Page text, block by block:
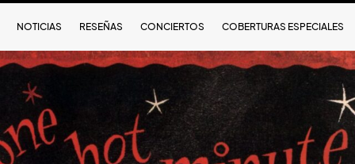
NOTICIAS RESEÑAS CONCIERTOS COBERTURAS ESPECIALES